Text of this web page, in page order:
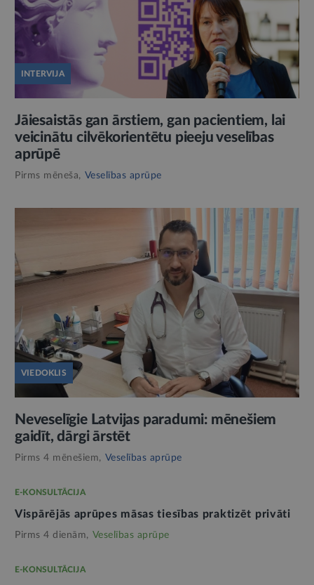
INTERVIJA
Jāiesaistās gan ārstiem, gan pacientiem, lai
veicinātu cilvēkorientētu pieeju veselības
aprūpē
Pirms mēneša, Veselības aprūpe
VIEDOKLIS
Neveselīgie Latvijas paradumi: mēnešiem
gaidīt, dārgi ārstēt
Pirms 4 mēnešiem, Veselības aprūpe
E-KONSULTĀCIJA
Vispārējās aprūpes māsas tiesības praktizēt privāti
Pirms 4 dienām, Veselības aprūpe
E-KONSULTĀCIJA